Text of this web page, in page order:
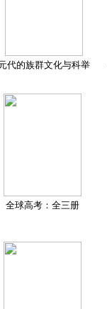
代的族群文化与科举
全球高考：全三册